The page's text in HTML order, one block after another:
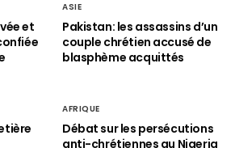
et
ASIE
Pakistan: les assassins d’un
couple chrétien accusé de
blasphème acquittés
AFRIQUE
Débat sur les persécutions
anti-chrétiennes au Nigeria